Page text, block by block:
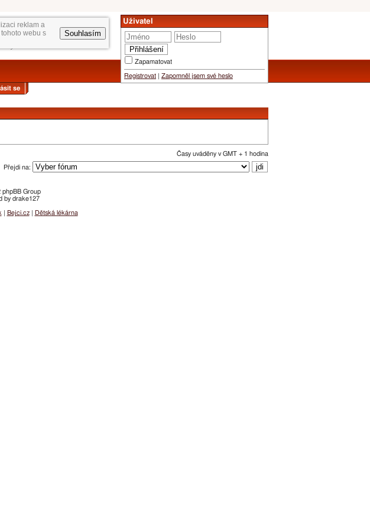
reklam a
webu s
Souhlasím
Uživatel
Zapamatovat
Registrovat Zapomněl jsem své heslo
se
Časy uváděny v GMT + 1 hodina
Přejdi na:
Group
by drake127
Bejci.cz| Dětská lékárna